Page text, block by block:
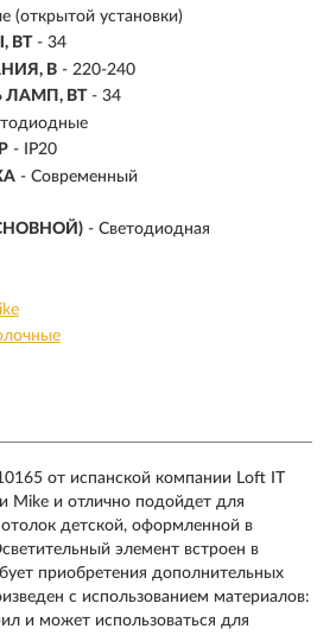
(открытой установки)
ВТ - 34
В - 220-240
ВТ - 34
- IP20
- Современный
- Светодиодная
от испанской компании Loft IT
Mike и отлично подойдет для
детской, оформленной в
элемент встроен в
приобретения дополнительных
с использованием материалов:
и может использоваться для